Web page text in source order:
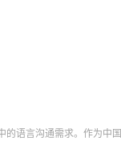
语言沟通需求。作为中